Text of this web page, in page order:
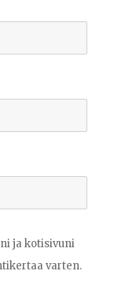
ja kotisivuni
varten.